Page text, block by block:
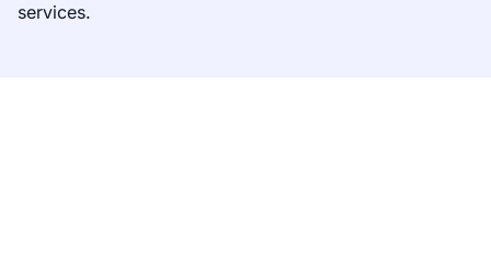
services.